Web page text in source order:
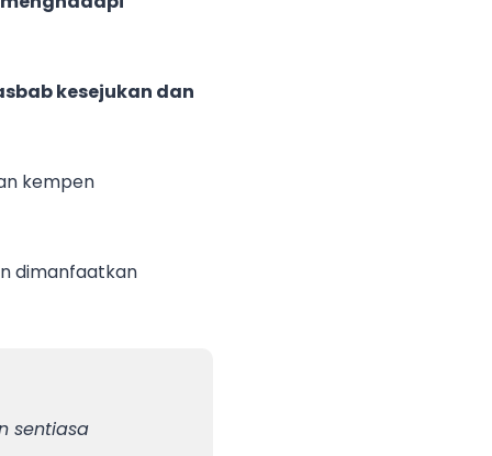
kesejukan dan
kempen
dimanfaatkan
sentiasa